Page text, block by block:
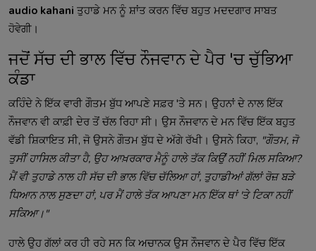
audio kahani ਤੁਹਾਡੇ ਮਨ ਨੂੰ ਸ਼ਾਂਤ ਕਰਨ ਵਿੱਚ ਬਹੁਤ ਮਦਦਗਾਰ ਸਾਬਤ
ਹੋਵੇਗੀ।
ਜਦੋਂ ਸੱਚ ਦੀ ਭਾਲ ਵਿੱਚ ਨੌਜਵਾਨ ਦੇ ਪੈਰ 'ਚ ਚੁੱਭਿਆ
ਕੰਡਾ
ਕਹਿੰਦੇ ਨੇ ਇੱਕ ਵਾਰੀ ਗੌਤਮ ਬੁੱਧ ਆਪਣੇ ਸਫ਼ਰ 'ਤੇ ਸਨ। ਉਹਨਾਂ ਦੇ ਨਾਲ ਇੱਕ
ਨੌਜਵਾਨ ਵੀ ਕਾਫ਼ੀ ਦੇਰ ਤੋਂ ਚੱਲ ਰਿਹਾ ਸੀ। ਉਸ ਨੌਜਵਾਨ ਦੇ ਮਨ ਵਿੱਚ ਇੱਕ ਬਹੁਤ
ਵੱਡੀ ਸ਼ਿਕਾਇਤ ਸੀ, ਜੋ ਉਸਨੇ ਗੌਤਮ ਬੁੱਧ ਦੇ ਅੱਗੇ ਰੱਖੀ। ਉਸਨੇ ਕਿਹਾ, "ਗੌਤਮ, ਜੋ
ਤੁਸੀਂ ਹਾਸਿਲ ਕੀਤਾ ਹੈ, ਉਹ ਆਖ਼ਰਕਾਰ ਮੈਨੂੰ ਹਾਲੇ ਤੱਕ ਕਿਉਂ ਨਹੀਂ ਮਿਲ ਸਕਿਆ?
ਮੈਂ ਵੀ ਤੁਹਾਡੇ ਨਾਲ ਹੀ ਸੱਚ ਦੀ ਭਾਲ ਵਿੱਚ ਚੱਲਿਆ ਹਾਂ, ਤੁਹਾਡੀਆਂ ਗੱਲਾਂ ਰੋਜ਼ ਬੜੇ
ਧਿਆਨ ਨਾਲ ਸੁਣਦਾ ਹਾਂ, ਪਰ ਮੈਂ ਹਾਲੇ ਤੱਕ ਆਪਣਾ ਮਨ ਇੱਕ ਥਾਂ 'ਤੇ ਟਿਕਾ ਨਹੀਂ
ਸਕਿਆ।"
ਹਾਲੇ ਉਹ ਗੱਲਾਂ ਕਰ ਹੀ ਰਹੇ ਸਨ ਕਿ ਅਚਾਨਕ ਉਸ ਨੌਜਵਾਨ ਦੇ ਪੈਰ ਵਿੱਚ ਇੱਕ